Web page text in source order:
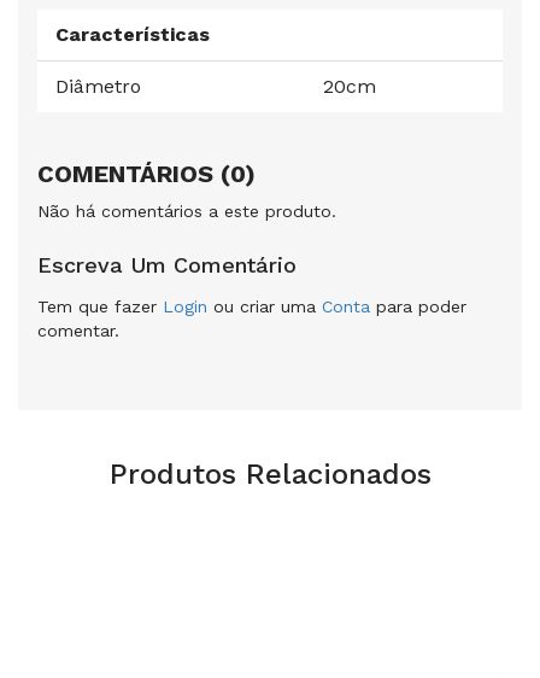
Características
Diâmetro 20cm
COMENTÁRIOS (0)
Não há comentários a este produto.
Escreva Um Comentário
Tem que fazer Login ou criar uma Conta para poder
comentar.
Produtos Relacionados